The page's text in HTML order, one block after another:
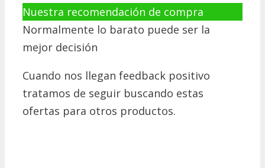
Nuestra recomendación de compra
Normalmente lo barato puede ser la
mejor decisión
Cuando nos llegan feedback positivo
tratamos de seguir buscando estas
ofertas para otros productos.